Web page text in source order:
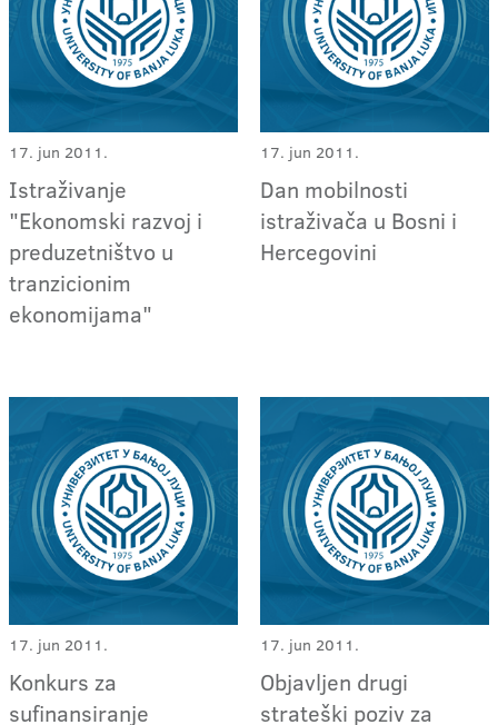
17. jun 2011.
Istraživanje
"Ekonomski razvoj i
preduzetništvo u
tranzicionim
ekonomijama"
17. jun 2011.
Dan mobilnosti
istraživača u Bosni i
Hercegovini
17. jun 2011.
Konkurs za
sufinansiranje
17. jun 2011.
Objavljen drugi
strateški poziv za